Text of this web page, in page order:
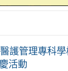
醫護管理專科
活動